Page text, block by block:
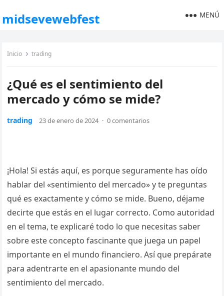
midsevewebfest MENÚ
Inicio trading
¿Qué es el sentimiento del
mercado y cómo se mide?
trading 23 de enero de 2024 · 0 comentarios
¡Hola! Si estás aquí, es porque seguramente has oído
hablar del «sentimiento del mercado» y te preguntas
qué es exactamente y cómo se mide. Bueno, déjame
decirte que estás en el lugar correcto. Como autoridad
en el tema, te explicaré todo lo que necesitas saber
sobre este concepto fascinante que juega un papel
importante en el mundo financiero. Así que prepárate
para adentrarte en el apasionante mundo del
sentimiento del mercado.